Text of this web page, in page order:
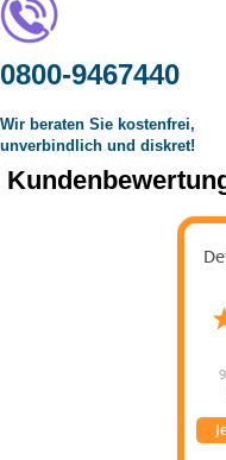
0800-9467440
Wir beraten Sie kostenfrei,
unverbindlich und diskret!